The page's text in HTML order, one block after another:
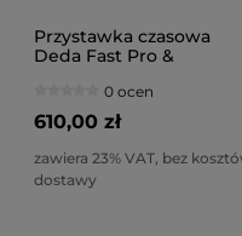
Przystawka czasowa
Deda Fast Pro &
adaptera TT314
0 ocen
610,00 zł
zawiera 23% VAT, bez
dostawy